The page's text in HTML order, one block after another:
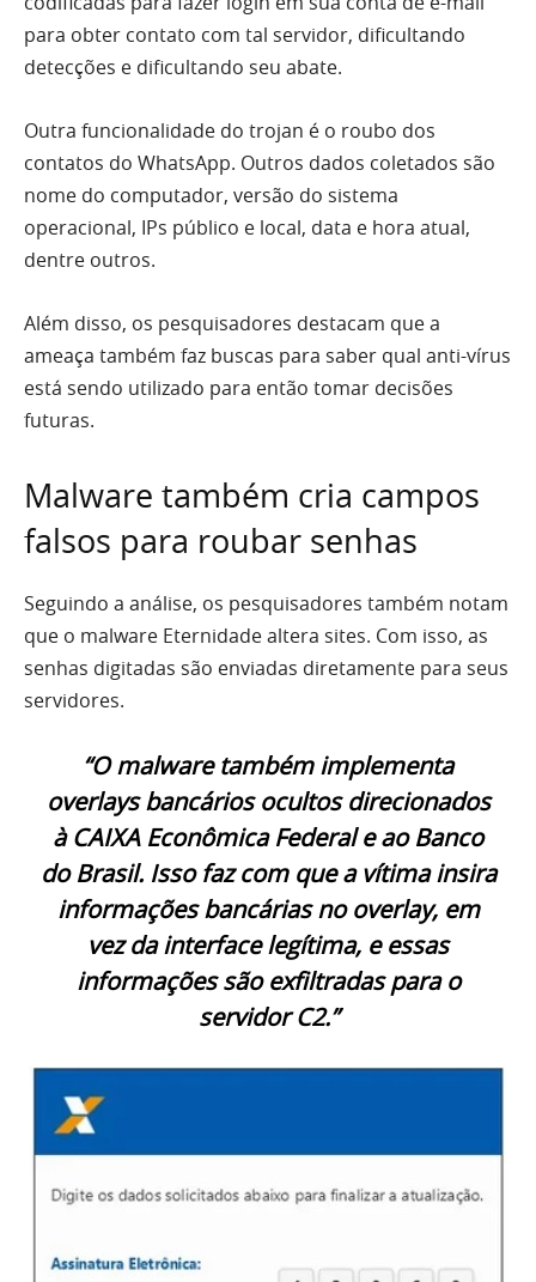
para obter contato com tal servidor, dificultando
detecções e dificultando seu abate.
Outra funcionalidade do trojan é o roubo dos
contatos do WhatsApp. Outros dados coletados são
nome do computador, versão do sistema
operacional, IPs público e local, data e hora atual,
dentre outros.
Além disso, os pesquisadores destacam que a
ameaça também faz buscas para saber qual anti-vírus
está sendo utilizado para então tomar decisões
futuras.
Malware também cria campos
falsos para roubar senhas
Seguindo a análise, os pesquisadores também notam
que o malware Eternidade altera sites. Com isso, as
senhas digitadas são enviadas diretamente para seus
servidores.
“O malware também implementa
overlays bancários ocultos direcionados
à CAIXA Econômica Federal e ao Banco
do Brasil. Isso faz com que a vítima insira
informações bancárias no overlay, em
vez da interface legítima, e essas
informações são exfiltradas para o
servidor C2.”